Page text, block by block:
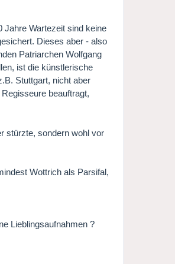
Jahre Wartezeit sind keine
Dieses aber - also
Patriarchen Wolfgang
ist die künstlerische
Stuttgart, nicht aber
beauftragt,
stürzte, sondern wohl vor
Wottrich als Parsifal,
Lieblingsaufnahmen ?